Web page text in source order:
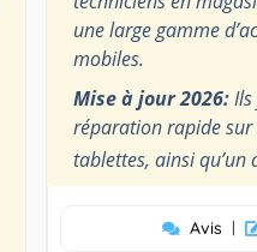
une large gamme
mobiles.
Mise à jour 2026:
réparation rapide sur
tablettes, ainsi
Avis |